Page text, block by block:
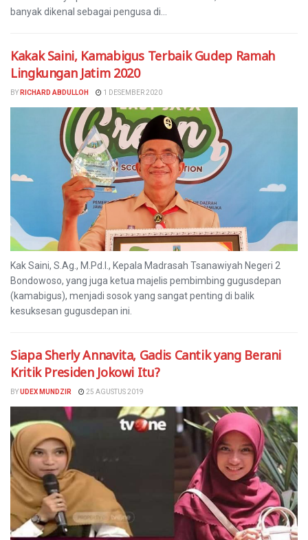
banyak dikenal sebagai pengusa di...
Kakak Saini, Kamabigus Terbaik Gudep Ramah
Lingkungan Jatim 2020
BY RICHARD ABDULLOH 1 DESEMBER 2020
Kak Saini, S.Ag., M.Pd.I., Kepala Madrasah Tsanawiyah Negeri 2
Bondowoso, yang juga ketua majelis pembimbing gugusdepan
(kamabigus), menjadi sosok yang sangat penting di balik
kesuksesan gugusdepan ini.
Siapa Sherly Annavita, Gadis Cantik yang Berani
Kritik Presiden Jokowi Itu?
BYUDEX MUNDZIR 25 AGUSTUS 2019